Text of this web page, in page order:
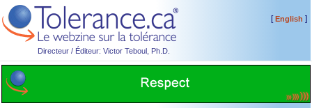
Directeur / Éditeur: Victor Teboul, Ph.D.
[English ]